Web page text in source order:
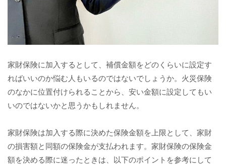
家財保険に加入するとして、補償金額をどのくらいに設定す
ればいいのか悩む人もいるのではないでしょうか。火災保険
のなかに位置付けられることから、安い金額に設定してもい
いのではないかと思うかもしれません。
家財保険は加入する際に決めた保険金額を上限として、家財
の損害額と同額の保険金が支払われます。家財保険の保険金
額を決める際に迷ったときは、以下のポイントを参考にして